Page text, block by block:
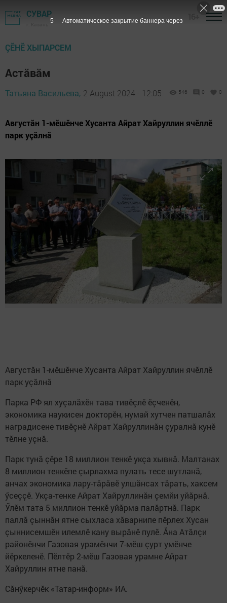
СУВАР
ÇӖНӖ ХЫПАРСЕМ
Астăвăм
Татьяна Васильева, 2 August 2024 - 12:05 546 0 0
Августăн 1-мӗшӗнче Хусанта Айрат Хайруллин ячӗллӗ
парк уçăлнă
Августăн 1-мӗшӗнче Хусанта Айрат Хайруллин ячӗллӗ
парк уçăлнă
Парка РФ ял хуçалăхӗн тава тивӗçлӗ ӗçченӗн,
экономика наукисен докторӗн, нумай хутчен патшалăх
наградисене тивӗçнӗ Айрат Хайруллинăн çуралнă кунӗ
тӗлне уçнă.
Парк тунă çӗре 18 миллион тенкӗ укçа хывнă. Малтанах
8 миллион тенкӗпе çырлахма пулать тесе шутланă,
анчах экономика лару-тăрăвӗ улшăнсах тăрать, хаксем
ӳсеççӗ. Укçа-тенке Айрат Хайруллинăн çемйи уйăрнă.
Ӳлӗм тата 5 миллион тенкӗ уйăрма палăртнă. Парк
паллă çыннăн ятне сыхласа хăварнипе пӗрлех Хусан
çыннисемшӗн илемлӗ кану вырăнӗ пулӗ. Ăна Атăлçи
районӗнчи Газовая урамӗнчи 7-мӗш çурт умӗнче
йӗркеленӗ. Пӗлтӗр 2-мӗш Газовая урамне Айрат
Хайруллин ятне панă.
Сăнӳкерчӗк «Татар-информ» ИА.
3 Автоматическое закрытие баннера через